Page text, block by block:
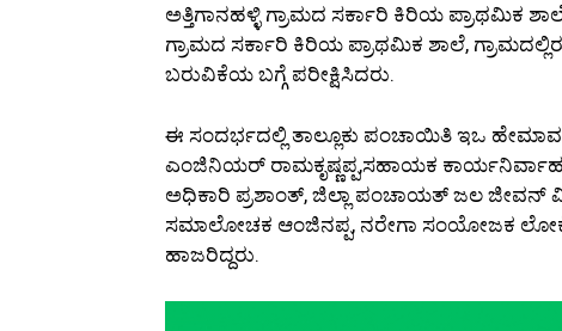
ಅತ್ತಿಗಾನಹಳ್ಳಿ ಗ್ರಾಮದ ಸರ್ಕಾರಿ ಕಿರಿಯ ಪ್ರಾಥಮಿಕ
ಗ್ರಾಮದ ಸರ್ಕಾರಿ ಕಿರಿಯ ಪ್ರಾಥಮಿಕ ಶಾಲೆ,
ಬರುವಿಕೆಯ ಬಗ್ಗೆ ಪರೀಕ್ಷಿಸಿದರು.
ಈ ಸಂದರ್ಭದಲ್ಲಿ ತಾಲ್ಲೂಕು ಪಂಚಾಯಿತಿ ಇಒ
ಎಂಜಿನಿಯರ್ ರಾಮಕೃಷ್ಣಪ್ಪ,ಸಹಾಯಕ
ಅಧಿಕಾರಿ ಪ್ರಶಾಂತ್, ಜಿಲ್ಲಾ ಪಂಚಾಯತ್ ಜಲ ಜೀವನ್
ಸಮಾಲೋಚಕ ಆಂಜಿನಪ್ಪ, ನರೇಗಾ ಸಂಯೋಜಕ
ಹಾಜರಿದ್ದರು.